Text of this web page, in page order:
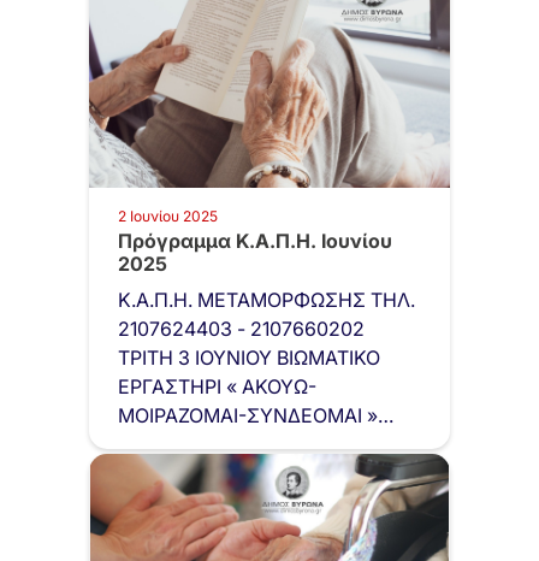
2 Ιουνίου 2025
Πρόγραμμα Κ.Α.Π.Η. Ιουνίου
2025
Κ.Α.Π.Η. ΜΕΤΑΜΟΡΦΩΣΗΣ ΤΗΛ.
2107624403 - 2107660202
ΤΡΙΤΗ 3 ΙΟΥΝΙΟΥ ΒΙΩΜΑΤΙΚΟ
ΕΡΓΑΣΤΗΡΙ « ΑΚΟΥΩ-
ΜΟΙΡΑΖΟΜΑΙ-ΣΥΝΔΕΟΜΑΙ »
Ώρα: 10:00΄- 11:30΄ στο Κ.Α.Π.Η
Μεταμόρφωσης.…